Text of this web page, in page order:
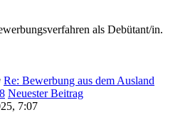
als Debütant/in.
Re: Bewerbung aus dem Ausland
Neuester Beitrag
7:07